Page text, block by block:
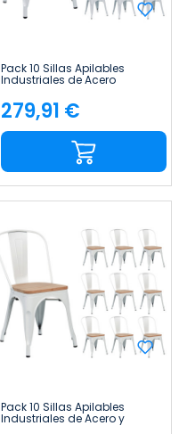
Pack 10 Sillas Apilables
Industriales de Acero
Precio
279,91 €
Pack 10 Sillas Apilables
Industriales de Acero y
Madera 45x45x85cm Thinia